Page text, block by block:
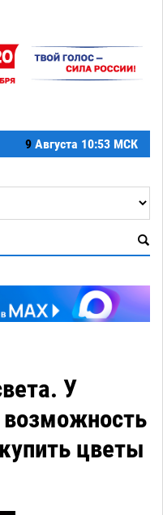
9 Августа 10:53 МСК
У
возможность
цветы